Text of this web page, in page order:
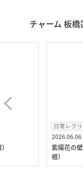
チャーム 板
日常レク
2026.06.06
紫陽花の
根）